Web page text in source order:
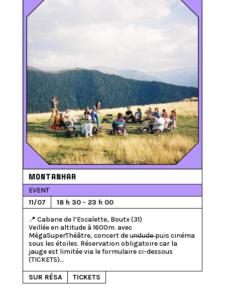
MONTANHAR
11/07 18 h 30 - 23 h 00
SUR RÉSA
EVENT
📍 Cabane de l’Escalette, Boutx (31)
Veillée en altitude à 1600m. avec
MégaSuperThéâtre, concert de u̶n̶d̶u̶d̶e̶ puis cinéma
sous les étoiles. Réservation obligatoire car la
jauge est limitée via le formulaire ci-dessous
(TICKETS)...
TICKETS